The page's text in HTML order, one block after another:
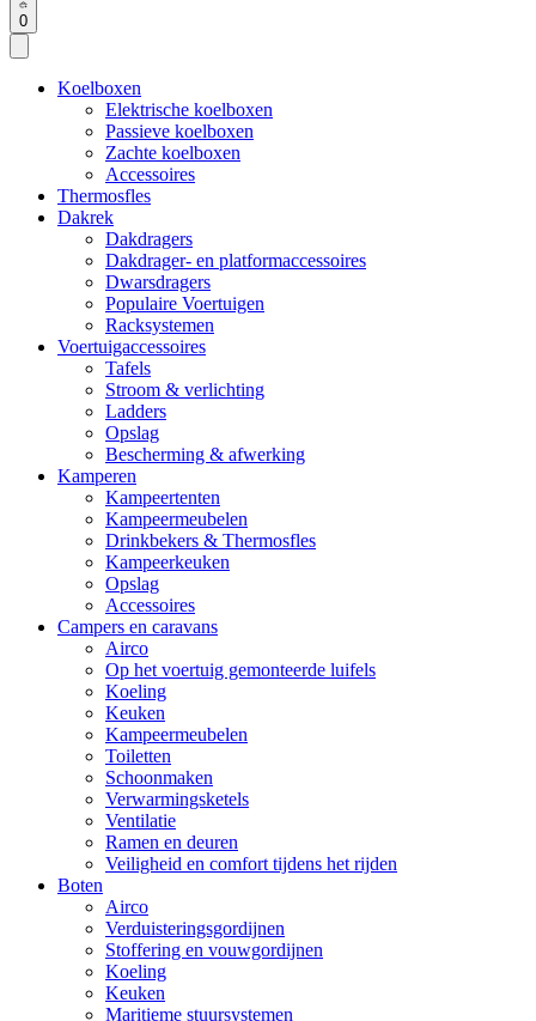
0
Koelboxen
Elektrische koelboxen
Passieve koelboxen
Zachte koelboxen
Accessoires
Thermosfles
Dakrek
Dakdragers
Dakdrager- en platformaccessoires
Dwarsdragers
Populaire Voertuigen
Racksystemen
Voertuigaccessoires
Tafels
Stroom & verlichting
Ladders
Opslag
Bescherming & afwerking
Kamperen
Kampeertenten
Kampeermeubelen
Drinkbekers & Thermosfles
Kampeerkeuken
Opslag
Accessoires
Campers en caravans
Airco
Op het voertuig gemonteerde luifels
Koeling
Keuken
Kampeermeubelen
Toiletten
Schoonmaken
Verwarmingsketels
Ventilatie
Ramen en deuren
Veiligheid en comfort tijdens het rijden
Boten
Airco
Verduisteringsgordijnen
Stoffering en vouwgordijnen
Koeling
Keuken
Maritieme stuursystemen